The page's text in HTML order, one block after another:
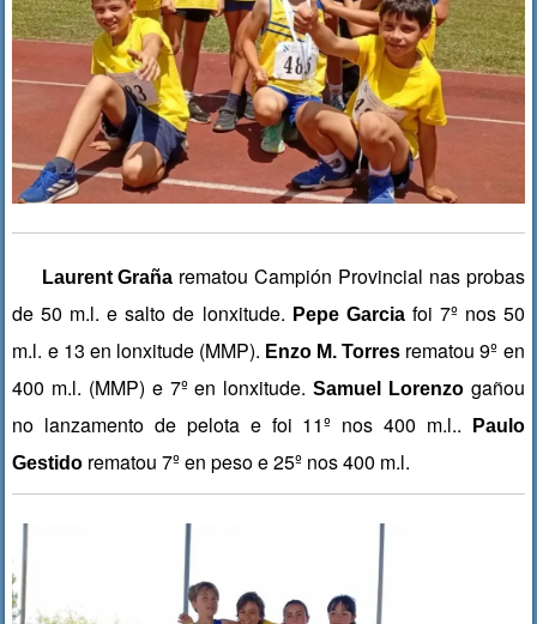
Laurent Graña rematou Campión Provincial nas probas
de 50 m.l. e salto de lonxitude. Pepe Garciafoi 7º nos 50
m.l. e 13 en lonxitude (MMP). Enzo M. Torres rematou 9º en
400 m.l. (MMP) e 7º en lonxitude. Samuel Lorenzo gañou
no lanzamento de pelota e foi 11º nos 400 m.l..
Paulo
Gestido rematou 7º en peso e 25º nos 400 m.l.